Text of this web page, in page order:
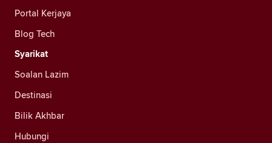
Portal Kerjaya
Blog Tech
Syarikat
Soalan Lazim
Destinasi
Bilik Akhbar
Hubungi